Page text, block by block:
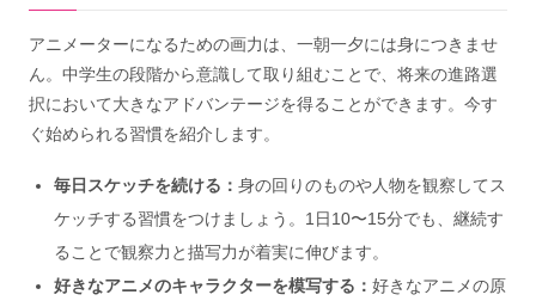
アニメーターになるための画力は、一朝一夕には身につきませ
ん。中学生の段階から意識して取り組むことで、将来の進路選
択において大きなアドバンテージを得ることができます。今す
ぐ始められる習慣を紹介します。
毎日スケッチを続ける： 身の回りのものや人物を観察してス
ケッチする習慣をつけましょう。1日10〜15分でも、継続す
ることで観察力と描写力が着実に伸びます。
好きなアニメのキャラクターを模写する： 好きなアニメの原